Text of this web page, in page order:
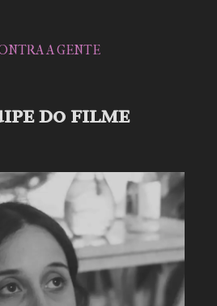
A GENTE
do filme